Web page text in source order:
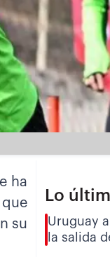
ha
su
Lo
Uruguay
la salida